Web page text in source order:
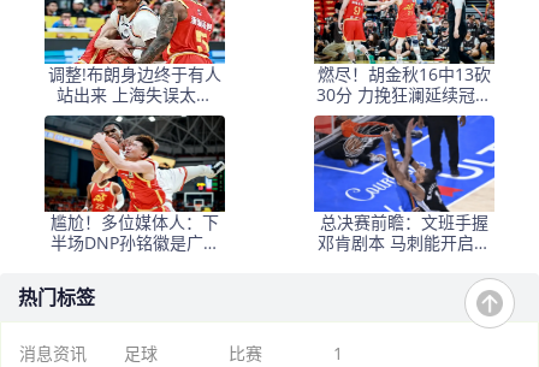
调整!布朗身边终于有人
站出来 上海失误太多
+犯规困扰
燃尽！胡金秋16中13砍
30分 力挽狂澜延续冠军
悬念
尴尬！多位媒体人：下
半场DNP孙铭徽是广厦
总决赛前瞻：文班手握
邓肯剧本 马刺能开启新
热门标签
消息资讯 足球 比赛
1